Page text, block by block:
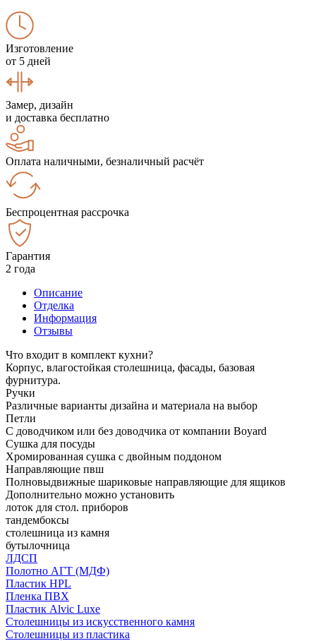
Изготовление
от 5 дней
Замер, дизайн
и доставка бесплатно
Оплата наличными, безналичный расчёт
Беспроцентная рассрочка
Гарантия
2 года
Описание
Отделка
Информация
Отзывы
Что входит в комплект кухни?
Корпус, влагостойкая столешница, фасады, базовая
фурнитура.
Ручки
Различные варианты дизайна и материала на выбор
Петли
С доводчиком или без доводчика от компании Boyard
Сушка для посуды
Хромированная сушка с двойным поддоном
Направляющие пвш
Полновыдвижные шариковые направляющие для ящиков
Дополнительно можно установить
лоток для стол. приборов
тандембоксы
столешница из камня
бутылочница
ЛДСП
Полотно АГТ (МДФ)
Пластик HPL
Пленка ПВХ
Пластик Alvic Luxe
Столешницы из искусственного камня
Столешницы из пластика